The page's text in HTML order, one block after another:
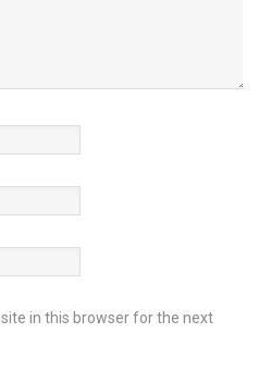
in this browser for the next